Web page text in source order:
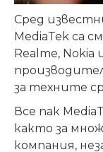
Сред
MediaTek са
Realme, Nokia
за техните
Все пак
както за
компания,